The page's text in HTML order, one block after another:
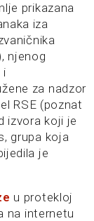
prikazana
iza
njenog
i
za nadzor
RSE (poznat
izvora koji je
grupa koja
je
u protekloj
na internetu